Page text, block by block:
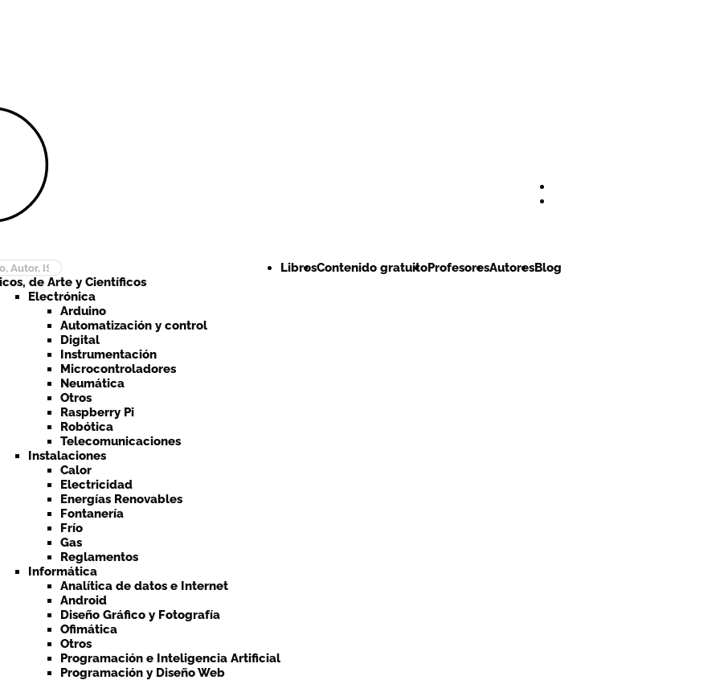
de Arte y Científicos
Electrónica
Arduino
Automatización y control
Digital
Instrumentación
Microcontroladores
Neumática
Otros
Raspberry Pi
Robótica
Telecomunicaciones
Instalaciones
Calor
Electricidad
Energías Renovables
Fontanería
Frío
Gas
Reglamentos
Informática
Analítica de datos e Internet
Android
Diseño Gráfico y Fotografía
Ofimática
Otros
Programación e Inteligencia Artificial
Programación y Diseño Web
LibrosContenido gratuitoProfesoresAutoresBlog